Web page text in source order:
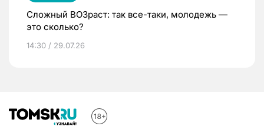
Сложный ВОЗраст: так все-таки, молодежь —
это сколько?
14:30 / 29.07.26